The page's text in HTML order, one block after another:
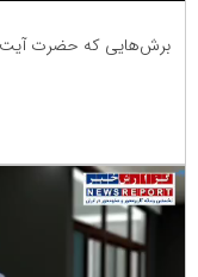
برش‌هایی كه حضرت